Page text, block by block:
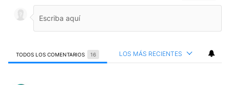
TODOS LOS COMENTARIOS 16 LOS MÁS RECIENTES